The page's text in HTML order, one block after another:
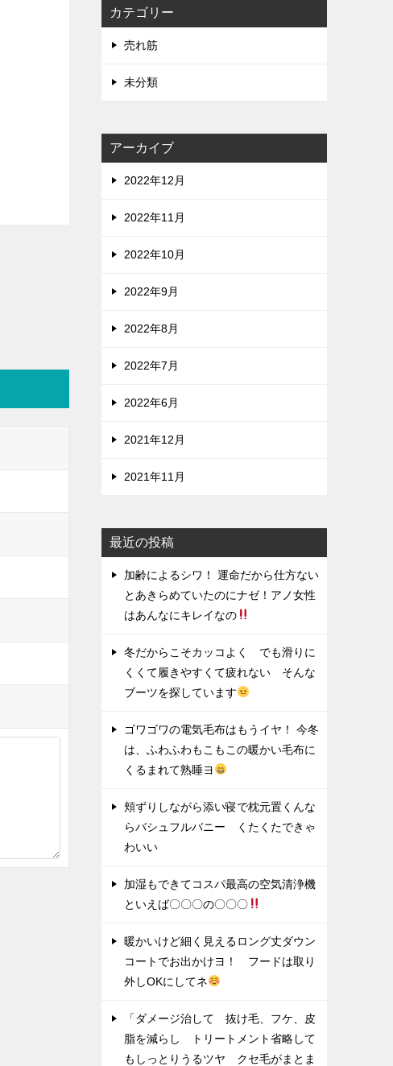
カテゴリー
売れ筋
未分類
アーカイブ
2022年12月
2022年11月
2022年10月
2022年9月
2022年8月
2022年7月
2022年6月
2021年12月
2021年11月
最近の投稿
加齢によるシワ！ 運命だから仕方ない
とあきらめていたのにナゼ！アノ女性
はあんなにキレイなの
冬だからこそカッコよく でも滑りに
くくて履きやすくて疲れない そんな
ブーツを探しています
ゴワゴワの電気毛布はもうイヤ！ 今冬
は、ふわふわもこもこの暖かい毛布に
くるまれて熟睡ヨ
頬ずりしながら添い寝で枕元置くんな
らバシュフルバニー くたくたできゃ
わいい
加湿もできてコスパ最高の空気清浄機
といえば〇〇〇の〇〇〇
暖かいけど細く見えるロング丈ダウン
コートでお出かけヨ！ フードは取り
外しOKにしてネ
「ダメージ治して 抜け毛、フケ、皮
脂を減らし トリートメント省略して
もしっとりうるツヤ クセ毛がまとま